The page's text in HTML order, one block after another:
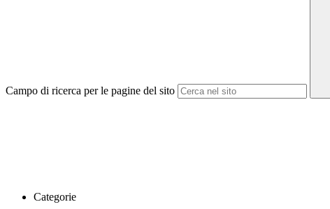
Campo di ricerca per le pagine del sito
Categorie